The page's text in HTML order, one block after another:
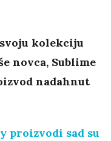
kolekciju
novca, Sublime
nadahnut
proizvodi sad su